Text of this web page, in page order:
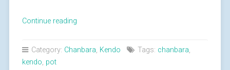
Continue reading
fin
Category: Chanbara, Kendo Tags: chanbara,
kendo, pot